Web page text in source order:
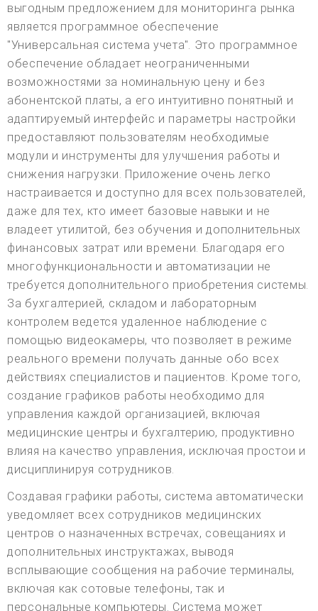
выгодным предложением для мониторинга рынка
является программное обеспечение
"Универсальная система учета". Это программное
обеспечение обладает неограниченными
возможностями за номинальную цену и без
абонентской платы, а его интуитивно понятный и
адаптируемый интерфейс и параметры настройки
предоставляют пользователям необходимые
модули и инструменты для улучшения работы и
снижения нагрузки. Приложение очень легко
настраивается и доступно для всех пользователей,
даже для тех, кто имеет базовые навыки и не
владеет утилитой, без обучения и дополнительных
финансовых затрат или времени. Благодаря его
многофункциональности и автоматизации не
требуется дополнительного приобретения системы.
За бухгалтерией, складом и лабораторным
контролем ведется удаленное наблюдение с
помощью видеокамеры, что позволяет в режиме
реального времени получать данные обо всех
действиях специалистов и пациентов. Кроме того,
создание графиков работы необходимо для
управления каждой организацией, включая
медицинские центры и бухгалтерию, продуктивно
влияя на качество управления, исключая простои и
дисциплинируя сотрудников.
Создавая графики работы, система автоматически
уведомляет всех сотрудников медицинских
центров о назначенных встречах, совещаниях и
дополнительных инструктажах, выводя
всплывающие сообщения на рабочие терминалы,
включая как сотовые телефоны, так и
персональные компьютеры. Система может